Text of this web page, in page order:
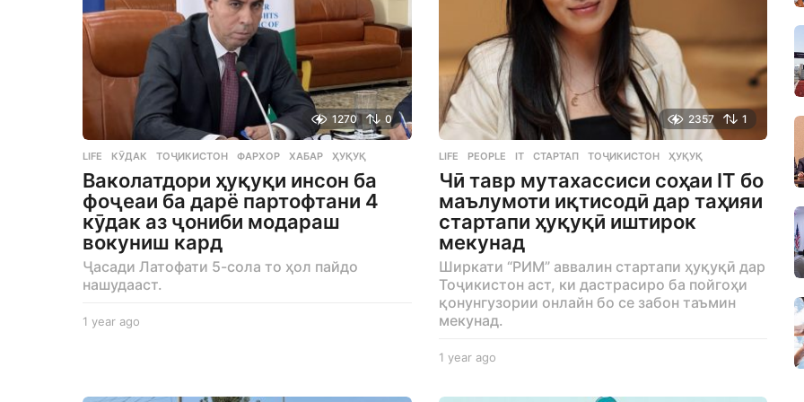
1270 0
LIFE КӮДАК ,ТОҶИКИСТОН ,ФАРХОР ,ХАБАР ,ҲУҚУҚ
Ваколатдори ҳуқуқи инсон ба
фоҷеаи ба дарё партофтани 4
кӯдак аз ҷониби модараш
вокуниш кард
Ҷасади Латофати 5-сола то ҳол пайдо
нашудааст.
1 year ago
2357 1
LIFE ,PEOPLE IT ,СТАРТАП ,ТОҶИКИСТОН ,ҲУҚУҚ
Чӣ тавр мутахассиси соҳаи IT бо
маълумоти иқтисодӣ дар таҳияи
стартапи ҳуқуқӣ иштирок
мекунад
Ширкати “РИМ” аввалин стартапи ҳуқуқӣ дар
Тоҷикистон аст, ки дастрасиро ба пойгоҳи
қонунгузории онлайн бо се забон таъмин
мекунад.
1 year ago